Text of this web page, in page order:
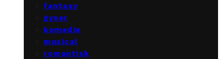
fantasy
gyser
komedie
musical
romantisk